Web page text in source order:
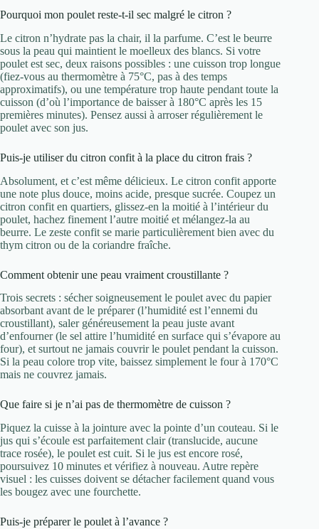
Pourquoi mon poulet reste-t-il sec malgré le citron ?
Le citron n’hydrate pas la chair, il la parfume. C’est le beurre
sous la peau qui maintient le moelleux des blancs. Si votre
poulet est sec, deux raisons possibles : une cuisson trop longue
(fiez-vous au thermomètre à 75°C, pas à des temps
approximatifs), ou une température trop haute pendant toute la
cuisson (d’où l’importance de baisser à 180°C après les 15
premières minutes). Pensez aussi à arroser régulièrement le
poulet avec son jus.
Puis-je utiliser du citron confit à la place du citron frais ?
Absolument, et c’est même délicieux. Le citron confit apporte
une note plus douce, moins acide, presque sucrée. Coupez un
citron confit en quartiers, glissez-en la moitié à l’intérieur du
poulet, hachez finement l’autre moitié et mélangez-la au
beurre. Le zeste confit se marie particulièrement bien avec du
thym citron ou de la coriandre fraîche.
Comment obtenir une peau vraiment croustillante ?
Trois secrets : sécher soigneusement le poulet avec du papier
absorbant avant de le préparer (l’humidité est l’ennemi du
croustillant), saler généreusement la peau juste avant
d’enfourner (le sel attire l’humidité en surface qui s’évapore au
four), et surtout ne jamais couvrir le poulet pendant la cuisson.
Si la peau colore trop vite, baissez simplement le four à 170°C
mais ne couvrez jamais.
Que faire si je n’ai pas de thermomètre de cuisson ?
Piquez la cuisse à la jointure avec la pointe d’un couteau. Si le
jus qui s’écoule est parfaitement clair (translucide, aucune
trace rosée), le poulet est cuit. Si le jus est encore rosé,
poursuivez 10 minutes et vérifiez à nouveau. Autre repère
visuel : les cuisses doivent se détacher facilement quand vous
les bougez avec une fourchette.
Puis-je préparer le poulet à l’avance ?